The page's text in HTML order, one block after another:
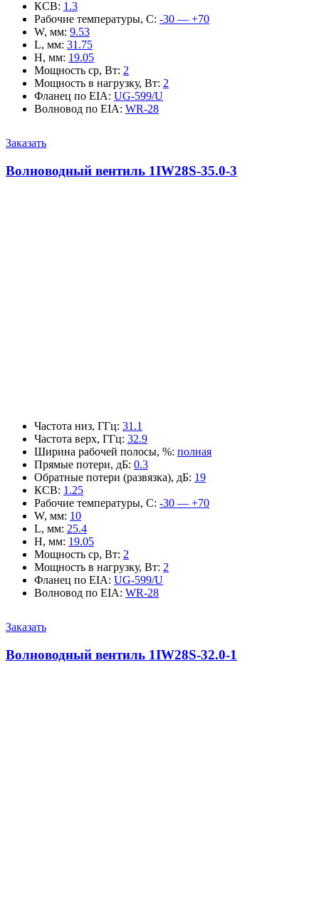
КСВ: 1.3
Рабочие температуры, С: -30 — +70
W, мм: 9.53
L, мм: 31.75
H, мм: 19.05
Мощность ср, Вт: 2
Мощность в нагрузку, Вт: 2
Фланец по EIA: UG-599/U
Волновод по EIA: WR-28
Заказать
Волноводный вентиль 1IW28S-35.0-3
Частота низ, ГГц: 31.1
Частота верх, ГГц: 32.9
Ширина рабочей полосы, %: полная
Прямые потери, дБ: 0.3
Обратные потери (развязка), дБ: 19
КСВ: 1.25
Рабочие температуры, С: -30 — +70
W, мм: 10
L, мм: 25.4
H, мм: 19.05
Мощность ср, Вт: 2
Мощность в нагрузку, Вт: 2
Фланец по EIA: UG-599/U
Волновод по EIA: WR-28
Заказать
Волноводный вентиль 1IW28S-32.0-1